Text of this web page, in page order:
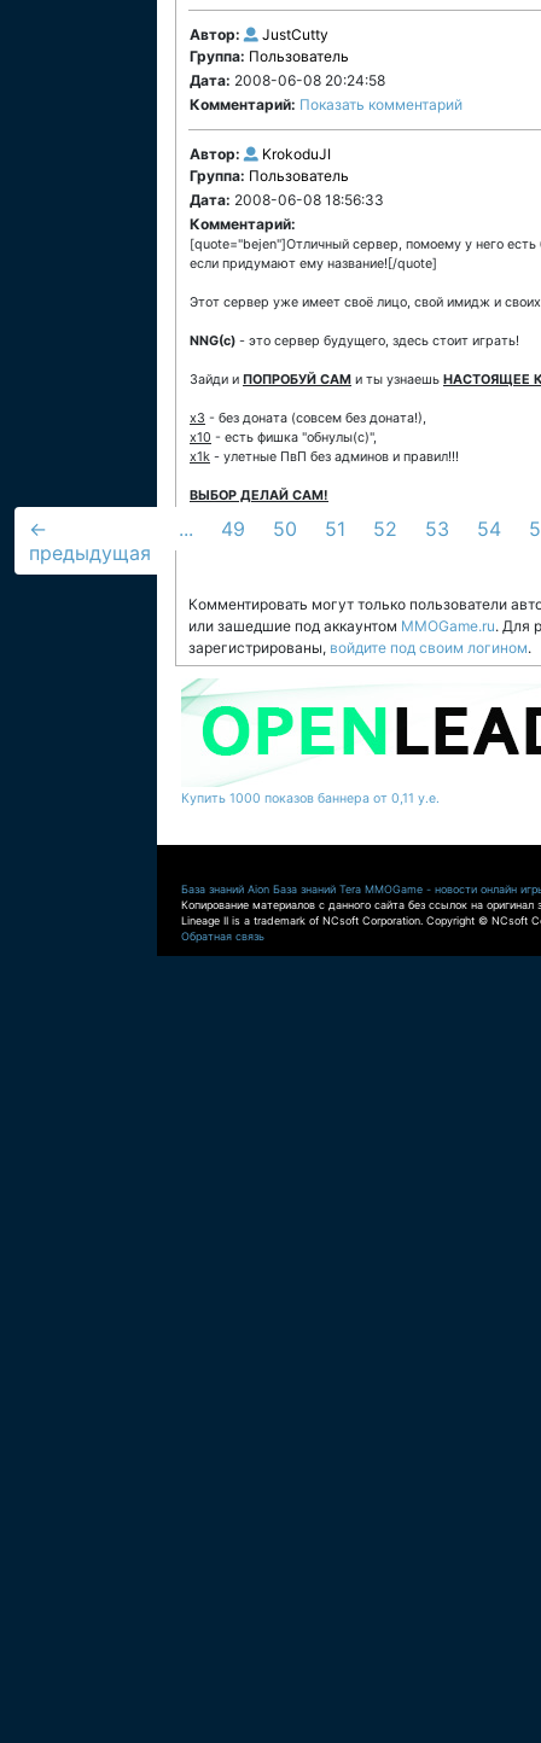
Автор:
JustCutty
Группа: Пользователь
Дата: 2008-06-08 20:24:58
Комментарий: Показать комментарий
Автор:
KrokoduJI
Группа: Пользователь
Дата: 2008-06-08 18:56:33
Комментарий:
[quote="bejen"]Отличный сервер, помоему у него
если придумают ему название![/quote]
Этот сервер уже имеет своё лицо, свой имидж и
NNG(с) - это сервер будущего, здесь стоит играть!
Зайди и ПОПРОБУЙ САМ и ты узнаешь НАСТОЯЩЕЕ
х3 - без доната (совсем без доната!),
х10 - есть фишка "обнулы(с)",
x1k - улетные ПвП без админов и правил!!!
ВЫБОР ДЕЛАЙ САМ!
←
предыдущая
... 49 50 51 52 53 54
Комментировать могут только пользователи
или зашедшие под аккаунтом MMOGame.ru. Для
зарегистрированы, войдите под своим логином.
Купить 1000 показов баннера от 0,11 у.е.
База знаний Aion База знаний Tera MMOGame - новости онлайн
Копирование материалов с данного сайта без ссылок на оригинал
Lineage II is a trademark of NCsoft Corporation. Copyright © NCsoft
Обратная связь